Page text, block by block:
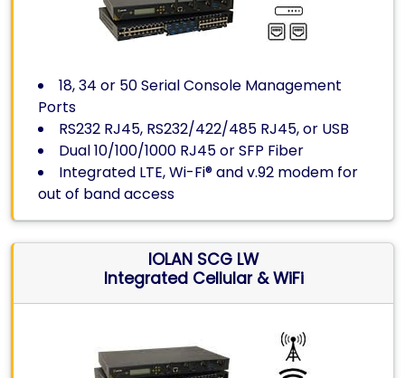
18, 34 or 50 Serial Console Management
Ports
RS232 RJ45, RS232/422/485 RJ45, or USB
Dual 10/100/1000 RJ45 or SFP Fiber
Integrated LTE, Wi-Fi® and v.92 modem for
out of band access
IOLAN SCG LW
Integrated Cellular & WiFi